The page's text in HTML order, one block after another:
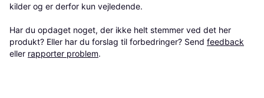
kilder og er derfor kun vejledende.
Har du opdaget noget, der ikke helt stemmer ved det her
produkt? Eller har du forslag til forbedringer? Send feedback
eller rapporter problem.